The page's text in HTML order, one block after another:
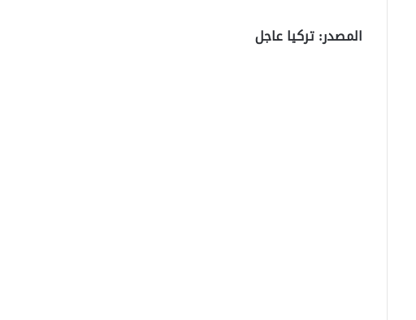
المصدر: تركيا عاجل